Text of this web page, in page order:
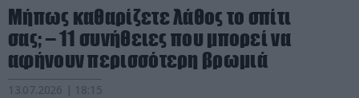
Μήπως καθαρίζετε λάθος το σπίτι
σας; – 11 συνήθειες που μπορεί να
αφήνουν περισσότερη βρωμιά
13.07.2026 | 18:15